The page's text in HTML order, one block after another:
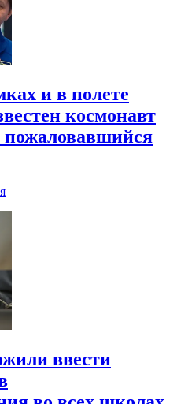
и в полете
космонавт
ввести